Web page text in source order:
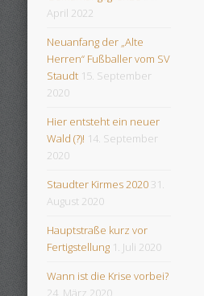
April 2022
Neuanfang der „Alte
Herren“ Fußballer vom SV
Staudt 15. September
2020
Hier entsteht ein neuer
Wald (?)! 14. September
2020
Staudter Kirmes 2020 31.
August 2020
Hauptstraße kurz vor
Fertigstellung 1. Juli 2020
Wann ist die Krise vorbei?